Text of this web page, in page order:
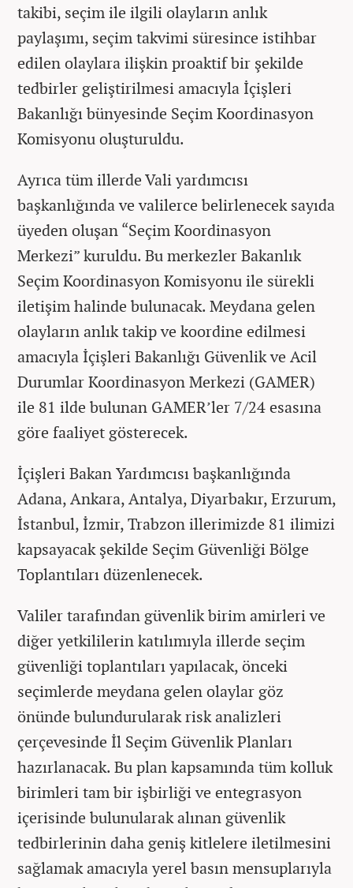
takibi, seçim ile ilgili olayların anlık
paylaşımı, seçim takvimi süresince istihbar
edilen olaylara ilişkin proaktif bir şekilde
tedbirler geliştirilmesi amacıyla İçişleri
Bakanlığı bünyesinde Seçim Koordinasyon
Komisyonu oluşturuldu.
Ayrıca tüm illerde Vali yardımcısı
başkanlığında ve valilerce belirlenecek sayıda
üyeden oluşan “Seçim Koordinasyon
Merkezi” kuruldu. Bu merkezler Bakanlık
Seçim Koordinasyon Komisyonu ile sürekli
iletişim halinde bulunacak. Meydana gelen
olayların anlık takip ve koordine edilmesi
amacıyla İçişleri Bakanlığı Güvenlik ve Acil
Durumlar Koordinasyon Merkezi (GAMER)
ile 81 ilde bulunan GAMER’ler 7/24 esasına
göre faaliyet gösterecek.
İçişleri Bakan Yardımcısı başkanlığında
Adana, Ankara, Antalya, Diyarbakır, Erzurum,
İstanbul, İzmir, Trabzon illerimizde 81 ilimizi
kapsayacak şekilde Seçim Güvenliği Bölge
Toplantıları düzenlenecek.
Valiler tarafından güvenlik birim amirleri ve
diğer yetkililerin katılımıyla illerde seçim
güvenliği toplantıları yapılacak, önceki
seçimlerde meydana gelen olaylar göz
önünde bulundurularak risk analizleri
çerçevesinde İl Seçim Güvenlik Planları
hazırlanacak. Bu plan kapsamında tüm kolluk
birimleri tam bir işbirliği ve entegrasyon
içerisinde bulunularak alınan güvenlik
tedbirlerinin daha geniş kitlelere iletilmesini
sağlamak amacıyla yerel basın mensuplarıyla